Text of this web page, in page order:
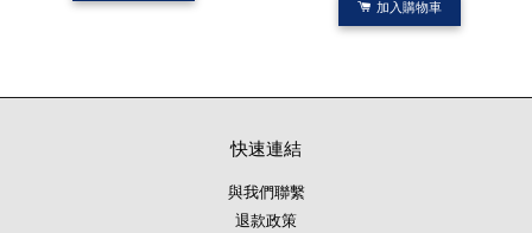
加入購物車
快速連結
與我們聯繫
退款政策